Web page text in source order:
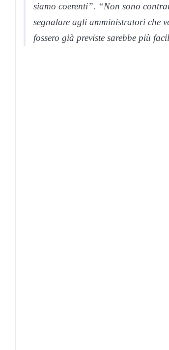
siamo coerenti”. “Non sono
segnalare agli amministratori che
fossero già previste sarebbe più